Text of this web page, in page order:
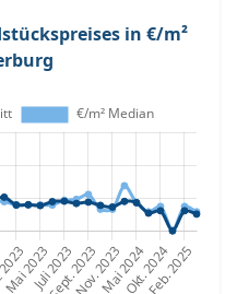
in €/m²